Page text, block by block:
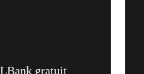
gratuit